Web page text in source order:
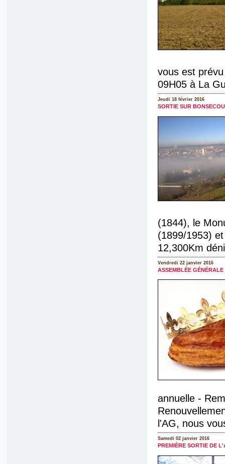
vous est
09H05 à La
Jeudi 18 février 2016
SORTIE SUR
(1844), le
(1899/1953)
12,300Km
Vendredi 22 janvier 2016
ASSEMBLÉE
annuelle -
l'AG, nous
Samedi 02 janvier 2016
PREMIÈRE SORTIE DE